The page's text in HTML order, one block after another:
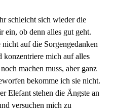
schleicht sich wieder die
ein, ob denn alles gut geht.
nicht auf die Sorgengedanken
konzentriere mich auf alles
machen muss, aber ganz
bekomme ich sie nicht.
Elefant stehen die Ängste an
versuchen mich zu